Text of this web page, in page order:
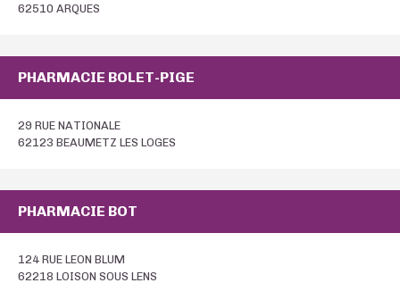
62510 ARQUES
PHARMACIE BOLET-PIGE
29 RUE NATIONALE
62123 BEAUMETZ LES LOGES
PHARMACIE BOT
124 RUE LEON BLUM
62218 LOISON SOUS LENS